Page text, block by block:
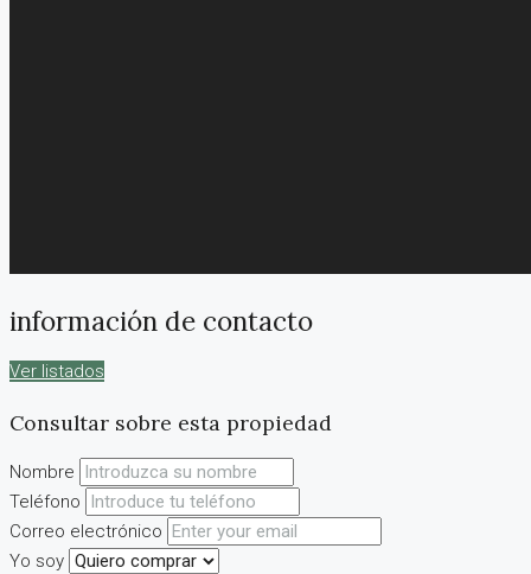
información de contacto
Ver listados
Consultar sobre esta propiedad
Nombre
Teléfono
Correo electrónico
Yo soy